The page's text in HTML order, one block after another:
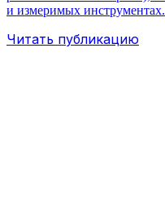
и измеримых инструментах.
Читать публикацию